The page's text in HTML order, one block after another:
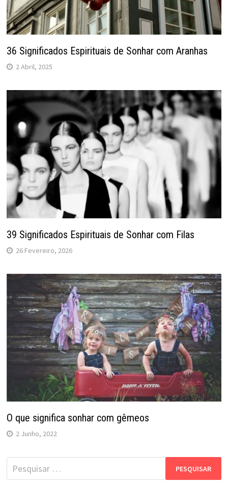
36 Significados Espirituais de Sonhar com Aranhas
2 Abril, 2025
39 Significados Espirituais de Sonhar com Filas
26 Fevereiro, 2026
O que significa sonhar com gêmeos
2 Junho, 2022
Pesquisar
por: